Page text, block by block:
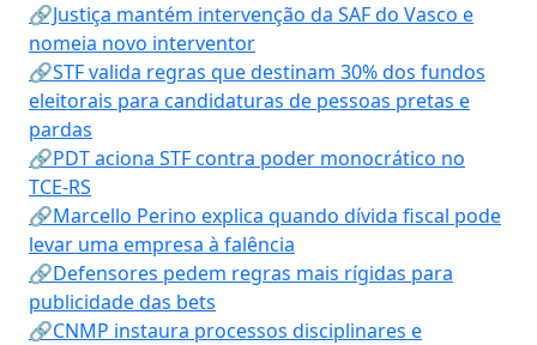
🔗Justiça mantém intervenção da SAF do Vasco e
nomeia novo interventor
🔗STF valida regras que destinam 30% dos fundos
eleitorais para candidaturas de pessoas pretas e
pardas
🔗PDT aciona STF contra poder monocrático no
TCE-RS
🔗Marcello Perino explica quando dívida fiscal pode
levar uma empresa à falência
🔗Defensores pedem regras mais rígidas para
publicidade das bets
🔗CNMP instaura processos disciplinares e